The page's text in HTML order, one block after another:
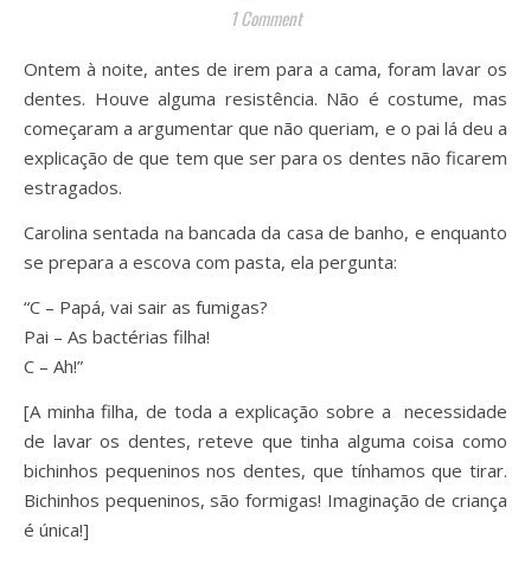
1 Comment
Ontem à noite, antes de irem para a cama, foram lavar os
dentes. Houve alguma resistência. Não é costume, mas
começaram a argumentar que não queriam, e o pai lá deu a
explicação de que tem que ser para os dentes não ficarem
estragados.
Carolina sentada na bancada da casa de banho, e enquanto
se prepara a escova com pasta, ela pergunta:
“C – Papá, vai sair as fumigas?
Pai – As bactérias filha!
C – Ah!”
[A minha filha, de toda a explicação sobre a necessidade
de lavar os dentes, reteve que tinha alguma coisa como
bichinhos pequeninos nos dentes, que tínhamos que tirar.
Bichinhos pequeninos, são formigas! Imaginação de criança
é única!]